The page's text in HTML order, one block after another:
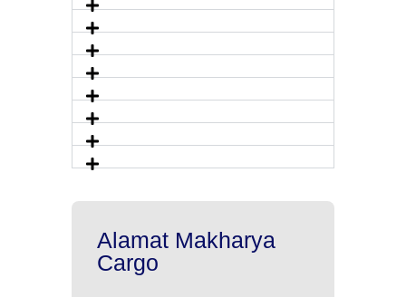
Alamat Makharya
Cargo